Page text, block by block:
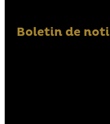
Boletin de